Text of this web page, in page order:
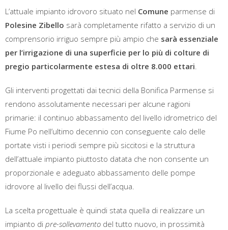
L’attuale impianto idrovoro situato nel Comune parmense di
Polesine Zibello sarà completamente rifatto a servizio di un
comprensorio irriguo sempre più ampio che sarà essenziale
per l’irrigazione di una superficie per lo più di colture di
pregio particolarmente estesa di oltre 8.000 ettari.
Gli interventi progettati dai tecnici della Bonifica Parmense si
rendono assolutamente necessari per alcune ragioni
primarie: il continuo abbassamento del livello idrometrico del
Fiume Po nell’ultimo decennio con conseguente calo delle
portate visti i periodi sempre più siccitosi e la struttura
dell’attuale impianto piuttosto datata che non consente un
proporzionale e adeguato abbassamento delle pompe
idrovore al livello dei flussi dell’acqua.
La scelta progettuale è quindi stata quella di realizzare un
impianto di pre-sollevamento del tutto nuovo, in prossimità